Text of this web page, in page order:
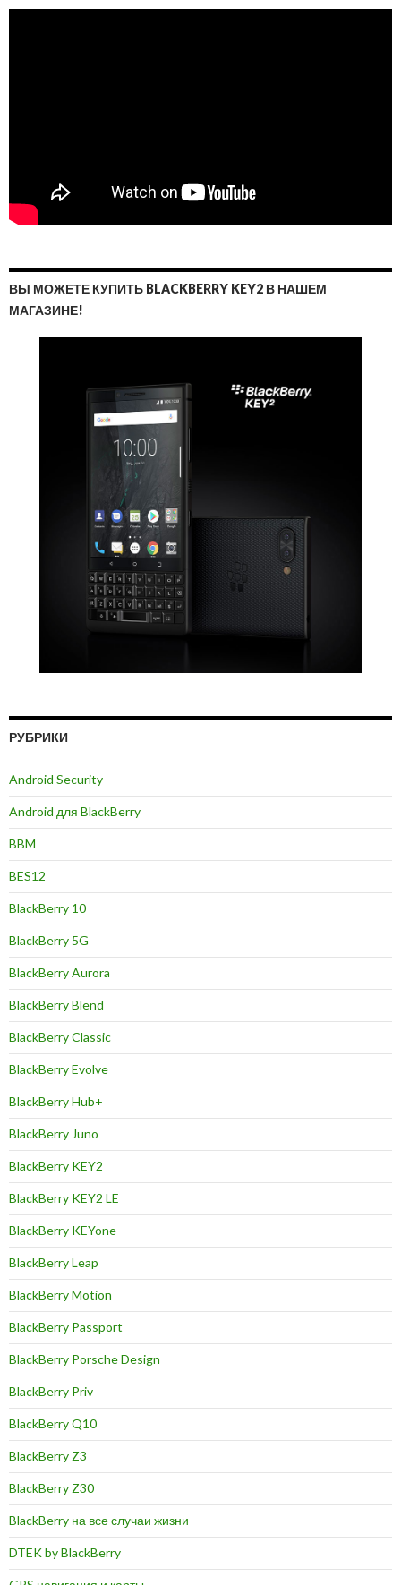
ВЫ МОЖЕТЕ КУПИТЬ BLACKBERRY KEY2 В НАШЕМ
МАГАЗИНЕ!
РУБРИКИ
Android Security
Android для BlackBerry
BBM
BES12
BlackBerry 10
BlackBerry 5G
BlackBerry Aurora
BlackBerry Blend
BlackBerry Classic
BlackBerry Evolve
BlackBerry Hub+
BlackBerry Juno
BlackBerry KEY2
BlackBerry KEY2 LE
BlackBerry KEYone
BlackBerry Leap
BlackBerry Motion
BlackBerry Passport
BlackBerry Porsche Design
BlackBerry Priv
BlackBerry Q10
BlackBerry Z3
BlackBerry Z30
BlackBerry на все случаи жизни
DTEK by BlackBerry